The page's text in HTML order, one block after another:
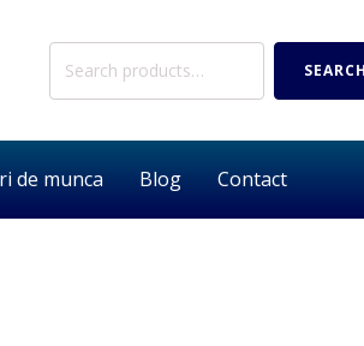
Search
SEARCH
de munca Blog Contact